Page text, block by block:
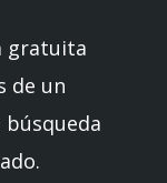
gratuita
de un
búsqueda